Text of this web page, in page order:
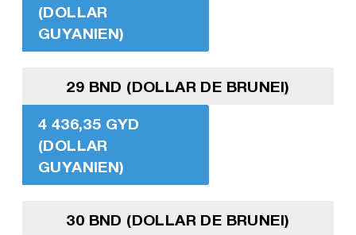
(DOLLAR
GUYANIEN)
29 BND (DOLLAR DE BRUNEI)
4 436,35 GYD
(DOLLAR
GUYANIEN)
30 BND (DOLLAR DE BRUNEI)